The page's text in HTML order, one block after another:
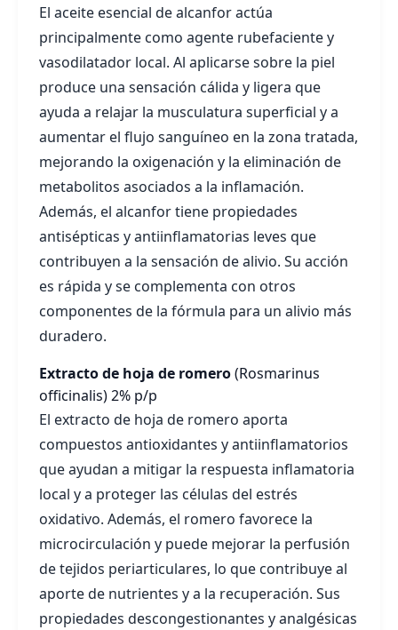
El aceite esencial de alcanfor actúa
principalmente como agente rubefaciente y
vasodilatador local. Al aplicarse sobre la piel
produce una sensación cálida y ligera que
ayuda a relajar la musculatura superficial y a
aumentar el flujo sanguíneo en la zona tratada,
mejorando la oxigenación y la eliminación de
metabolitos asociados a la inflamación.
Además, el alcanfor tiene propiedades
antisépticas y antiinflamatorias leves que
contribuyen a la sensación de alivio. Su acción
es rápida y se complementa con otros
componentes de la fórmula para un alivio más
duradero.
Extracto de hoja de romero(Rosmarinus
officinalis)2% p/p
El extracto de hoja de romero aporta
compuestos antioxidantes y antiinflamatorios
que ayudan a mitigar la respuesta inflamatoria
local y a proteger las células del estrés
oxidativo. Además, el romero favorece la
microcirculación y puede mejorar la perfusión
de tejidos periarticulares, lo que contribuye al
aporte de nutrientes y a la recuperación. Sus
propiedades descongestionantes y analgésicas